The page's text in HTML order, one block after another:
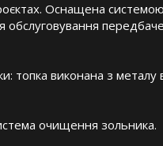
Оснащена
обслуговування
топка виконана з
очищення зольника.